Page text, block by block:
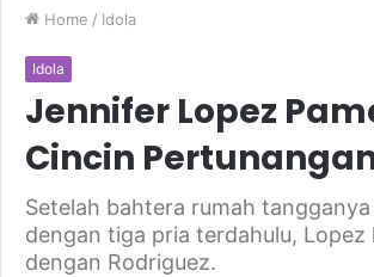
Home / Idola
Idola
Jennifer Lopez
Cincin
Setelah bahtera rumah
dengan tiga pria terdahulu, Lopez
dengan Rodriguez.